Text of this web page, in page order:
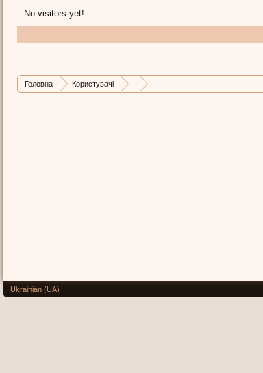
No visitors yet!
Головна Користувачі
Ukrainian (UA)